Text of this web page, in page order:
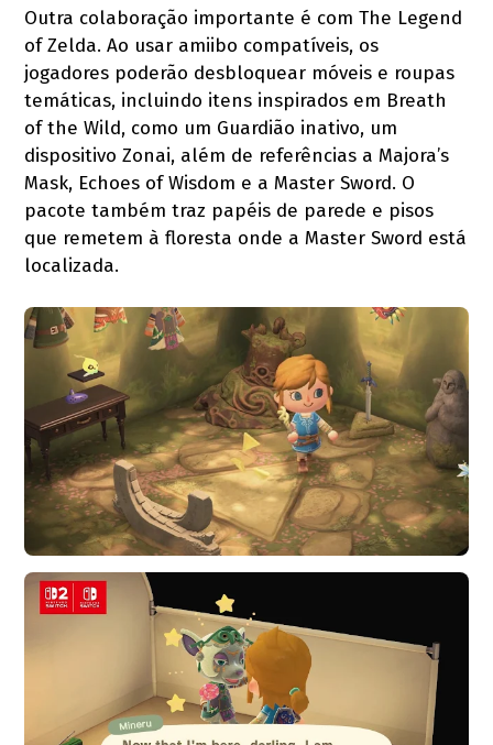
Outra colaboração importante é com The Legend
of Zelda. Ao usar amiibo compatíveis, os
jogadores poderão desbloquear móveis e roupas
temáticas, incluindo itens inspirados em Breath
of the Wild, como um Guardião inativo, um
dispositivo Zonai, além de referências a Majora’s
Mask, Echoes of Wisdom e a Master Sword. O
pacote também traz papéis de parede e pisos
que remetem à floresta onde a Master Sword está
localizada.